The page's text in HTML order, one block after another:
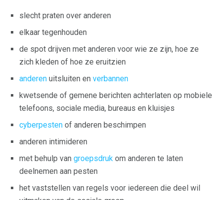
slecht praten over anderen
elkaar tegenhouden
de spot drijven met anderen voor wie ze zijn, hoe ze
zich kleden of hoe ze eruitzien
anderen uitsluiten en verbannen
kwetsende of gemene berichten achterlaten op mobiele
telefoons, sociale media, bureaus en kluisjes
cyberpesten of anderen beschimpen
anderen intimideren
met behulp van groepsdruk om anderen te laten
deelnemen aan pesten
het vaststellen van regels voor iedereen die deel wil